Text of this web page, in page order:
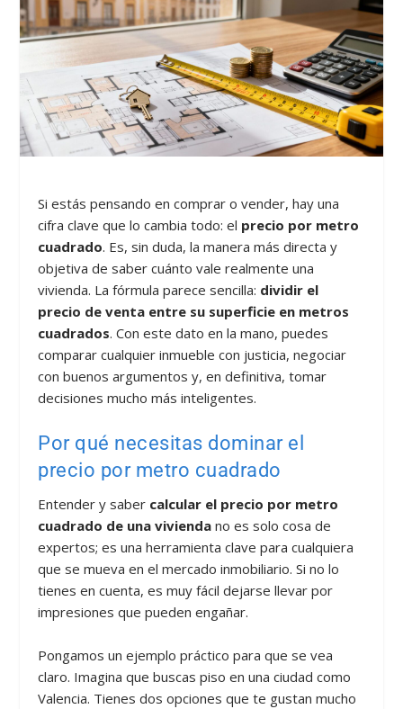
Si estás pensando en comprar o vender, hay una
cifra clave que lo cambia todo: el precio por metro
cuadrado. Es, sin duda, la manera más directa y
objetiva de saber cuánto vale realmente una
vivienda. La fórmula parece sencilla: dividir el
precio de venta entre su superficie en metros
cuadrados. Con este dato en la mano, puedes
comparar cualquier inmueble con justicia, negociar
con buenos argumentos y, en definitiva, tomar
decisiones mucho más inteligentes.
Por qué necesitas dominar el
precio por metro cuadrado
Entender y saber calcular el precio por metro
cuadrado de una vivienda no es solo cosa de
expertos; es una herramienta clave para cualquiera
que se mueva en el mercado inmobiliario. Si no lo
tienes en cuenta, es muy fácil dejarse llevar por
impresiones que pueden engañar.
Pongamos un ejemplo práctico para que se vea
claro. Imagina que buscas piso en una ciudad como
Valencia. Tienes dos opciones que te gustan mucho